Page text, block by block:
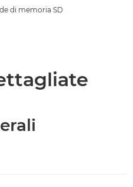
di memoria SD